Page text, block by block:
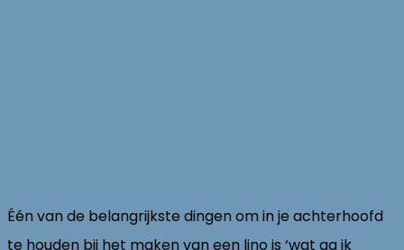
Één van de belangrijkste dingen om in je achterhoofd
te houden bij het maken van een lino is ‘wat ga ik